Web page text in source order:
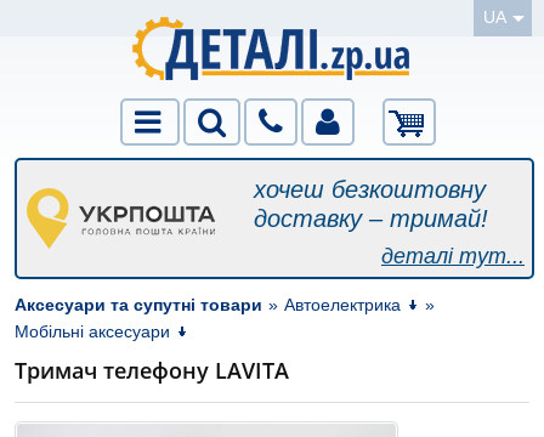
UA
хочеш безкоштовну
доставку – тримай!
деталі тут...
Аксесуари та супутні товари » Автоелектрика
»
Мобільні аксесуари
Тримач телефону LAVITA